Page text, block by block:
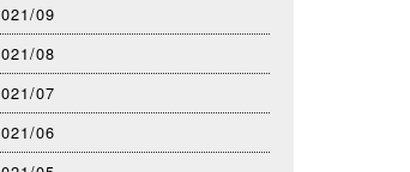
09
08
07
06